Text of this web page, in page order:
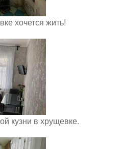
хочется жить!
кузни в хрущевке.